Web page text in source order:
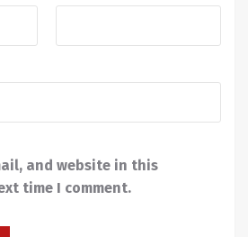
and website in this
time I comment.